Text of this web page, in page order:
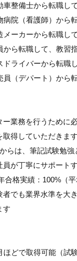
車整備士から転職し
病院（看護師）から
メーカーから転職し
から転職して、教習
ドライバーから転職
員（デパート）から
ー業務を行うために
取得していただきます
らは、筆記試験勉
が丁寧にサポート
合格実績：100%（
者でも業界水準を大
す
どで取得可能（試